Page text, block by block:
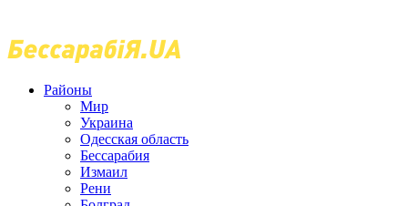
Районы
Мир
Украина
Одесская область
Бессарабия
Измаил
Рени